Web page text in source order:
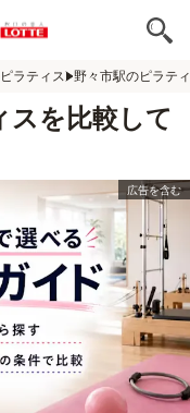
ラティス 野々市駅のピラテ
スを比較して